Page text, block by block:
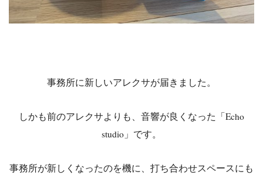
事務所に新しいアレクサが届きました。
しかも前のアレクサよりも、音響が良くなった「Echo
studio」です。
事務所が新しくなったのを機に、打ち合わせスペースにも